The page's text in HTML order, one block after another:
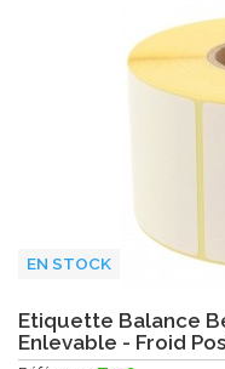
EN STOCK
Etiquette Balance
Enlevable - Froid